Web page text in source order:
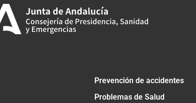
Prevención de accidentes
Problemas de Salud